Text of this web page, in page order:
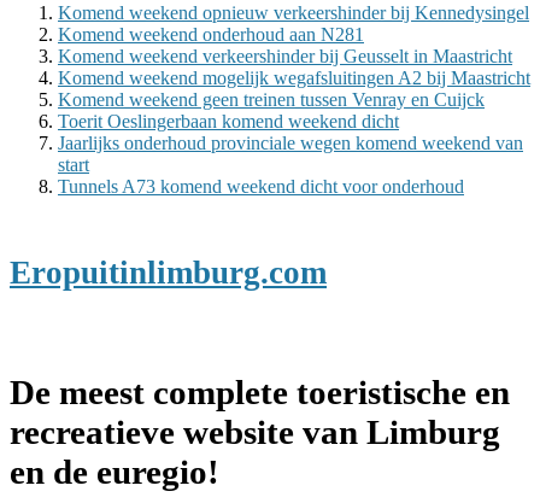
Komend weekend opnieuw verkeershinder bij Kennedysingel
Komend weekend onderhoud aan N281
Komend weekend verkeershinder bij Geusselt in Maastricht
Komend weekend mogelijk wegafsluitingen A2 bij Maastricht
Komend weekend geen treinen tussen Venray en Cuijck
Toerit Oeslingerbaan komend weekend dicht
Jaarlijks onderhoud provinciale wegen komend weekend van
start
Tunnels A73 komend weekend dicht voor onderhoud
Eropuitinlimburg.com
De meest complete toeristische en
recreatieve website van Limburg
en de euregio!